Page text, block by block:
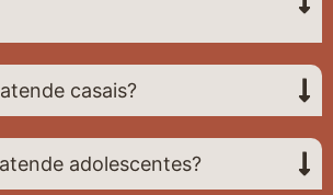
casais?
adolescentes?